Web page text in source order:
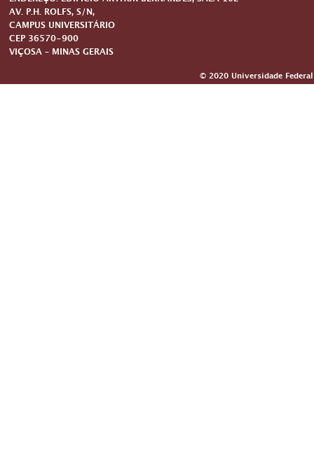
AV. P.H. ROLFS, S/N,
CAMPUS UNIVERSITÁRIO
CEP 36570-900
VIÇOSA – MINAS GERAIS
© 2020 Universidade